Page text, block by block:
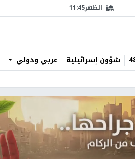
الظهر11:45
شؤون إسرائيلية عربي ودولي